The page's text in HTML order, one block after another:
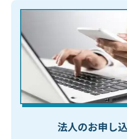
法人のお申し